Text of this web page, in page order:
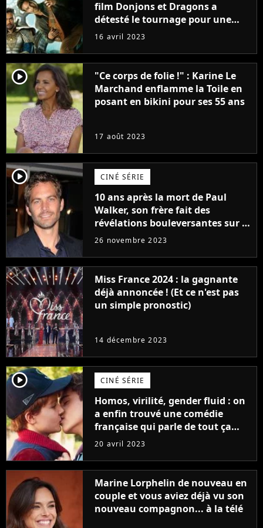
film Donjons et Dragons a
détesté le tournage pour une
raison très spéciale
16 avril 2023
player2
"Ce corps de folie !" : Karine Le
Marchand enflamme la Toile en
posant en bikini pour ses 55 ans
17 août 2023
player2 CINÉ SÉRIE
10 ans après la mort de Paul
Walker, son frère fait des
révélations bouleversantes sur la
réaction des acteurs de Fast and
26 novembre 2023
Miss France 2024 : la gagnante
déjà annoncée ! (Et ce n'est pas
un simple pronostic)
14 décembre 2023
player2 CINÉ SÉRIE
Homos, virilité, gender fluid : on
a enfin trouvé une comédie
française qui parle de tout ça
sans être super ringarde
20 avril 2023
Marine Lorphelin de nouveau en
couple et vous aviez déjà vu son
nouveau compagnon... à la télé